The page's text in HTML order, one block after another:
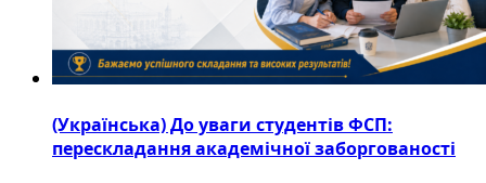
(Українська) До уваги студентів ФСП:
перескладання академічної заборгованості